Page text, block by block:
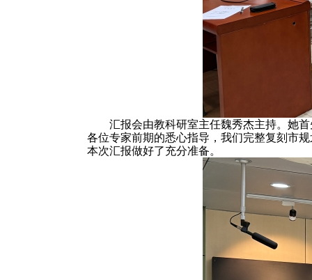
汇报会由教科研室主任魏秀杰主持。她
各位专家前期的悉心指导，我们完整复刻市
本次汇报做好了充分准备。